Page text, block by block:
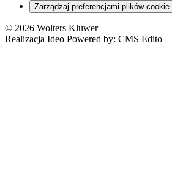
Zarządzaj preferencjami plików cookie
© 2026 Wolters Kluwer
Realizacja Ideo Powered by: CMS Edito